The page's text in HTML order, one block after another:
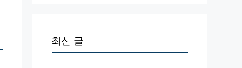
최신 글